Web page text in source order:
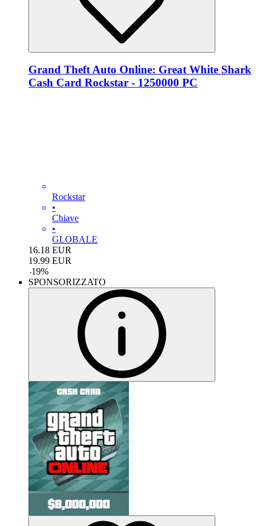
Grand Theft Auto Online: Great White Shark
Cash Card Rockstar - 1250000 PC
Rockstar
•
Chiave
•
GLOBALE
16.18 EUR
19.99 EUR
-19%
SPONSORIZZATO